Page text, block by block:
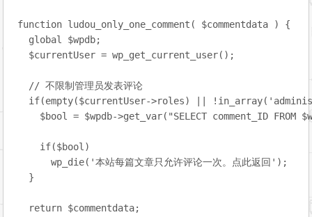
次
function ludou_only_one_comment( $commentdata ) {
  global $wpdb;
  $currentUser = wp_get_current_user();
  // 不限制管理员发表评论
if(empty($currentUser->roles) ||
$bool = $wpdb->get_var("SELECT comment_ID FROM
    if($bool)
      wp_die('本站每篇文章只允许评论一次。
点此返回 ');
  }
  return $commentdata;